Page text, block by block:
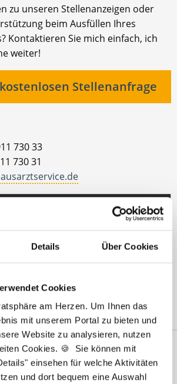
Details Über Cookies
Cookies
am Herzen. Um Ihnen das
mit unserem Portal zu bieten und
Website zu analysieren, nutzen
Cookies. 🍪 Sie können mit
einsehen für welche Aktivitäten
und dort bequem eine Auswahl
zu unseren Stellenanzeigen oder
beim Ausfüllen Ihres
Kontaktieren Sie mich einfach, ich
weiter!
Stellenanfrage
730 33
730 31
Wir sind
Unterstützer